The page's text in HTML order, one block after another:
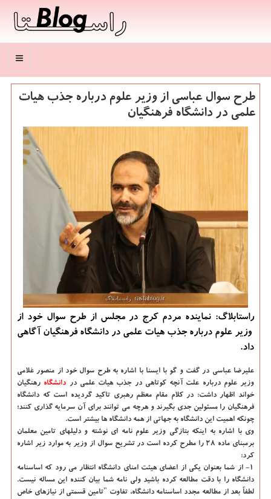
منو
طرح سوال عباسی از وزیر علوم درباره جذب هیات
علمی در دانشگاه فرهنگیان
راستابلاگ: نماینده مردم كرج در مجلس از طرح سوال خود از
وزیر علوم درباره جذب هیات علمی در دانشگاه فرهنگیان آگاهی
داد.
علیرضا عباسی در گفت و گو با ایسنا با اشاره به طرح سوال خود از منصور غلامی
وزیر علوم درباره علت آنچه کوتاهی در جذب هیات علمی در دانشگاه‌ رهنگیان
خواند اظهار داشت: در کلام مقام معظم رهبری تاکید گردیده است که دانشگاه
فرهنگیان را مسئولین جدی بگیرند و هرچه می توانند برای آن سرمایه گذاری کنند؛
چونکه اهمیت این دانشگاه به جهاتی از همه دانشگاه ها بیشتر است.
وی با اشاره به اینکه بتازگی وزیر علوم نامه ای نوشته و دلیلهای تامین معلمان
برمبنای ماده ۲۸ را مطرح کرده است در تشریح سوال از وزیر به موارد زیر اشاره
کرد:
۱- از شما بعنوان یکی از اعضای هیئت امنای دانشگاه انتظار می رود که اساسنامه
دانشگاه را با دقت مطالعه کرده باشید ولی نامه شما بیان کننده این مساله نیست.
لطفاً بعد از مطالعه مجدد اساسنامه دانشگاه، تفاوت "تامین قسمتی از نیازهای خاص